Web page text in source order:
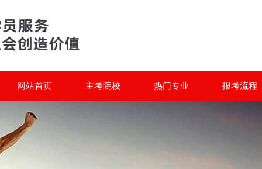
网站首页 主考院校 热门专业 报考流程